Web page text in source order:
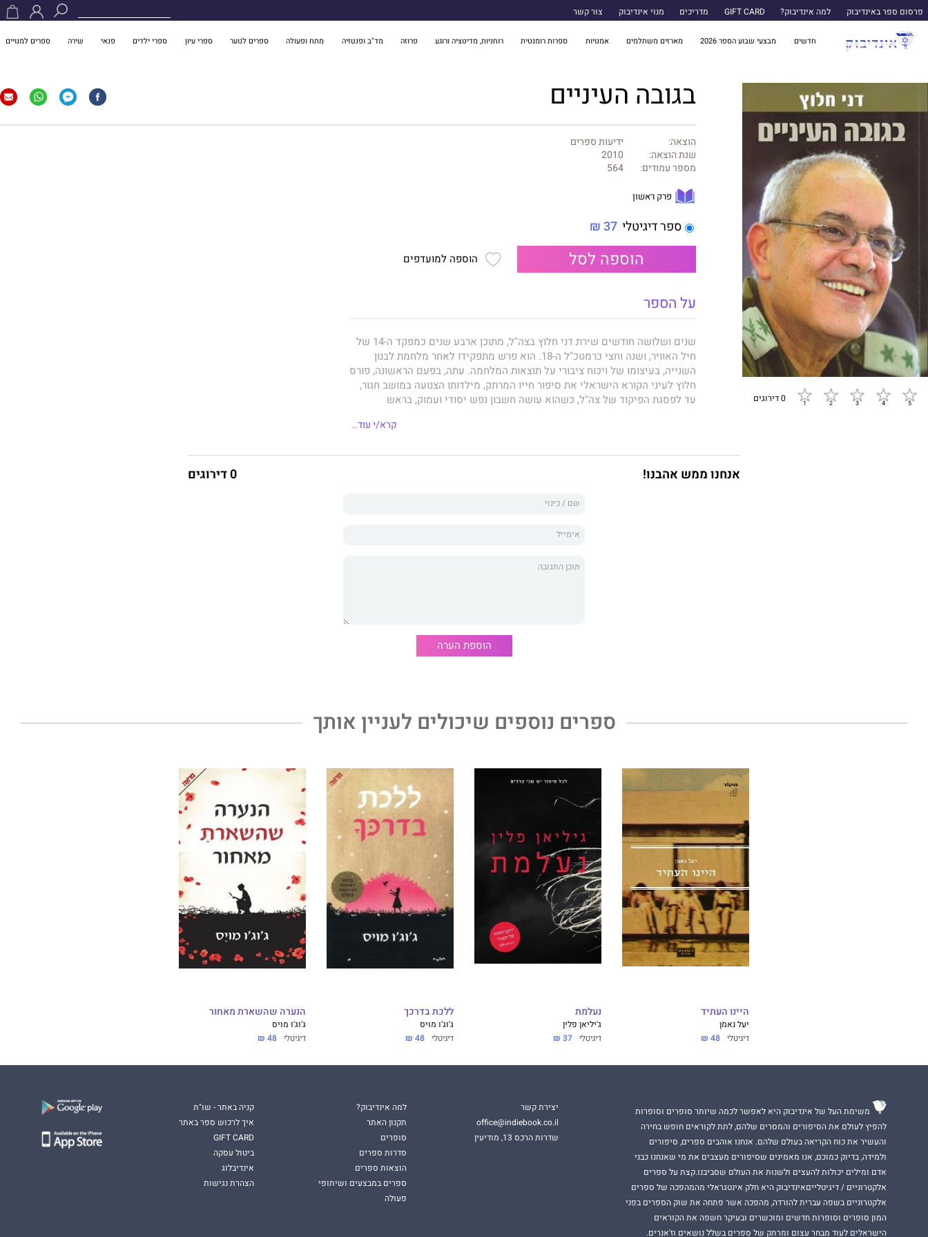
פרסום ספר באינדיבוק למה אינדיבוק? GIFT CARD מדריכים מנוי אינדיבוק צור קשר
חדשים מבצעי שבוע הספר 2026 מארזים משתלמים אמנויות ספרות רומנטית רוחניות, מדיטציה ורוגע פרוזה מד"ב ופנטזיה מתח ופעולה ספרים לנוער ספרי עיון ספרי ילדים פנאי שירה ספרים למנויים
0 דירוגים
בגובה העיניים
הוצאה:
ידיעות ספרים
שנת הוצאה:
2010
מספר עמודים:
564
פרק ראשון
ספר דיגיטלי 37 ₪
הוספה לסל הוספה למועדפים
על הספר
שנים ושלושה חודשים שירת דני חלוץ בצה"ל, מתוכן ארבע שנים כמפקד ה-14 של
חיל האוויר, ושנה וחצי כרמטכ"ל ה-18. הוא פרש מתפקידו לאחר מלחמת לבנון
השנייה, בעיצומו של ויכוח ציבורי על תוצאות המלחמה. עתה, בפעם הראשונה, פורס
חלוץ לעיני הקורא הישראלי את סיפור חייו המרתק, מילדותו הצנועה במושב חגור,
עד לפסגת הפיקוד של צה"ל, כשהוא עושה חשבון נפש יסודי ועמוק, בראש
הקבוצה הנבחרת של טייסי הקרב, החייבים להתמודד עם טייסי האויב ומערכות
שמואל חץ ז"ל, נפגע מטיל מצרי. במלחמת יום הכיפורים שירת בטייסת ''האחת",
שספגה יותר פגיעות מכל טייסת אחרת בחיל האוויר, ועבר איתה את כל הדרך, מהלם
הפיקוד של חיל האוויר – מפקד טייסת, מפקד כנף, ראש להק אוויר – עד שהגיע
"ה"כחול" הראשון בתולדות צה"ל. כרמטכ"ל ניצח חלוץ על מבצע ההתנתקות מעזה,
מיתן את השקפותיו במרוצת השנים. בגובה העיניים הוא ספרו של לוחם, מפקד
של ישראל יקרים לו. דני חלוץ נולד ב-1948 לאב יוצא איראן ואם יוצאת עיראק, גדל
במושב חגור ובחולון, והתגייס לצה"ל ב-1966. חלוץ שירת כטייס-קרב במלחמת
ההתשה, מלחמת יום הכיפורים ומלחמת לבנון הראשונה, מילא תפקיד בכיר בפרויקט
קרא/י עוד..
אנחנו ממש אהבנו! 0 דירוגים
הוספת הערה
ספרים נוספים שיכולים לעניין אותך
היינו העתיד
יעל נאמן
דיגיטלי 48 ₪
נעלמת
ג'יליאן פלין
דיגיטלי 37 ₪
ללכת בדרכך
ג'וג'ו מויס
דיגיטלי 48 ₪
הנערה שהשארת מאחור
ג'וג'ו מויס
דיגיטלי 48 ₪
משימת העל של אינדיבוק היא לאפשר לכמה שיותר סופרים וסופרות
להפיץ לעולם את הסיפורים והמסרים שלהם, לתת לקוראים חופש בחירה
והעשיר את כוח הקריאה בעולם שלהם. אנחנו אוהבים ספרים, סיפורים
ולמידה, בדיוק כמוכם, אנו מאמינים שסיפורים מעצבים את מי שאנחנו כבני
אדם ומילים יכולות להעצים ולשנות את העולם שסביבנו.קצת על ספרים
אלקטרוניים / דיגיטלייםאינדיבוק היא חלק אינטגראלי מהמהפכה של ספרים
אלקטרוניים בשפה עברית להורדה, מהפכה אשר פתחה את שוק הספרים בפני
המון סופרים וסופרות חדשים ומוכשרים ובעיקר חשפה את הקוראים
הישראלים לעוד מבחר עצום ומרתק של ספרים בשלל נושאים וז'אנרים.
יצירת קשר
office@indiebook.co.il
שדרות הרכס 13, מודיעין
למה אינדיבוק?
תקנון האתר
סופרים
סדרות ספרים
הוצאות ספרים
ספרים במבצעים ושיתופי
פעולה
קניה באתר - שו"ת
איך לרכוש ספר באתר
GIFT CARD
ביטול עסקה
אינדיבלוג
הצהרת נגישות